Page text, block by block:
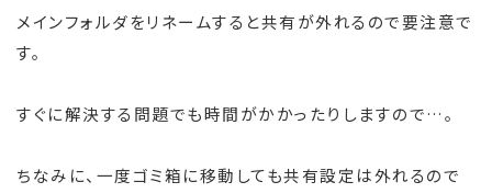
メインフォルダをリネームすると共有が外れるので要注意で
す。
すぐに解決する問題でも時間がかかったりしますので…。
ちなみに、一度ゴミ箱に移動しても共有設定は外れるので